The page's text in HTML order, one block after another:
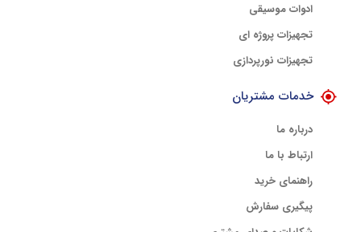
ادوات موسیقی
تجهیزات پروژه ای
تجهیزات نورپردازی
خدمات مشتریان
درباره ما
ارتباط با ما
راهنمای خرید
پیگیری سفارش